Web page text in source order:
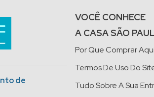
de
VOCÊ CONHECE
A CASA SÃO
Por Que Comprar
Termos De Uso Do
Tudo Sobre A Sua